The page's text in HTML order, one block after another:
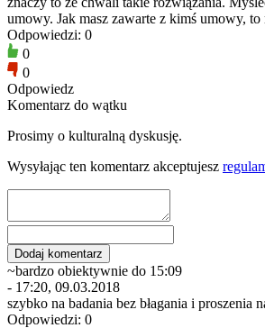
umowy. Jak masz zawarte z kimś umowy,
Odpowiedzi: 0
0
0
Odpowiedz
Komentarz do wątku
Prosimy o kulturalną dyskusję.
Wysyłając ten komentarz akceptujesz
~bardzo obiektywnie do 15:09
- 17:20, 09.03.2018
szybko na badania bez błagania i proszenia
Odpowiedzi: 0